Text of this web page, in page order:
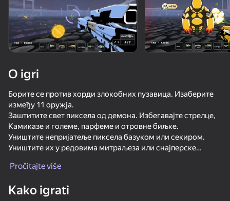
Ova igra podržava samo pejzažna
orijentaciju
Sorter: Ragdoll Shooter
O igri
Борите се против хорди злокобних пузавица. Изаберите
између 11 оружја.
Заштитите свет пиксела од демона. Избегавајте стрелце,
Камиказе и големе, парфеме и отровне биљке.
Уништите непријатеље пиксела базуком или секиром.
Уништите их у редовима митраљеза или снајперске
- стил пиксела
Pročitajte više
Kako igrati